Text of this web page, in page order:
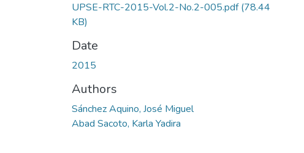
UPSE-RTC-2015-Vol.2-No.2-005.pdf(78.44
KB)
Date
2015
Authors
Sánchez Aquino, José Miguel
Abad Sacoto, Karla Yadira